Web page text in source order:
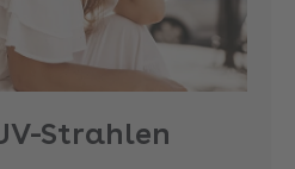
Strahlen